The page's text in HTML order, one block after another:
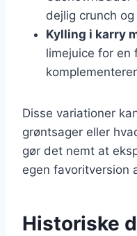
dejlig crunch
Kylling i karry
limejuice for en
Disse variationer
grøntsager eller
gør det nemt at
egen favoritversion
Historiske